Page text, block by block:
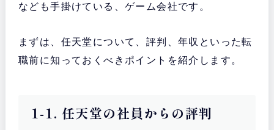
なども手掛けている、ゲーム会社です。
まずは、任天堂について、評判、年収といった転
職前に知っておくべきポイントを紹介します。
1-1. 任天堂の社員からの評判